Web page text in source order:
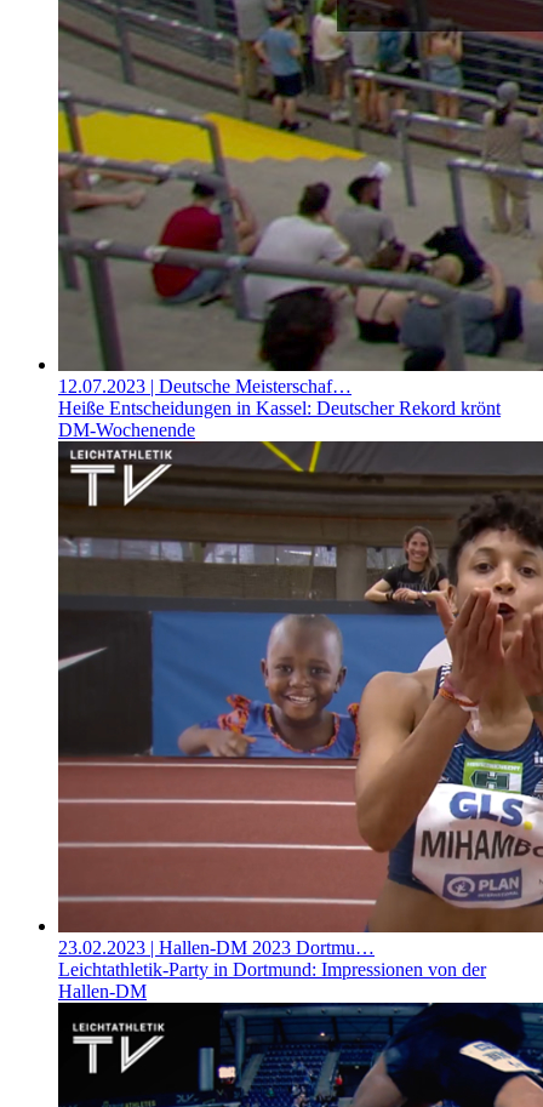
12.07.2023 | Deutsche Meisterschaf…
Heiße Entscheidungen in Kassel: Deutscher Rekord krönt
DM-Wochenende
23.02.2023 | Hallen-DM 2023 Dortmu…
Leichtathletik-Party in Dortmund: Impressionen von der
Hallen-DM